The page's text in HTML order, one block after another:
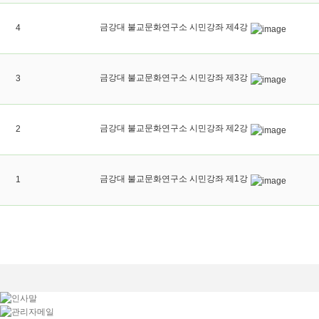
4 금강대 불교문화연구소 시민강좌 제4강
3 금강대 불교문화연구소 시민강좌 제3강
2 금강대 불교문화연구소 시민강좌 제2강
1 금강대 불교문화연구소 시민강좌 제1강